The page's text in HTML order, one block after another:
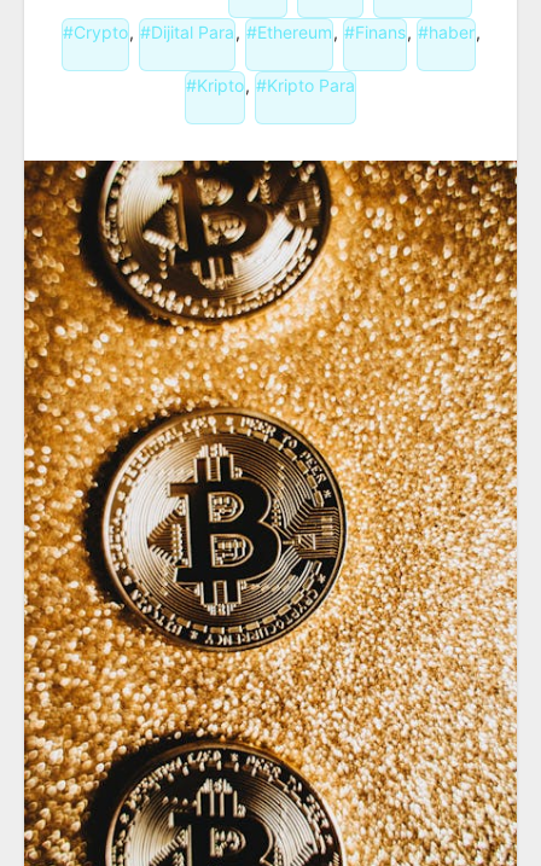
#Crypto, #Dijital Para, #Ethereum, #Finans, #haber,
#Kripto, #Kripto Para